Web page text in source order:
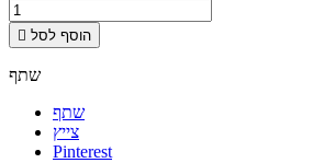
 הוסף לסל
שתף
שתף
צייץ
Pinterest